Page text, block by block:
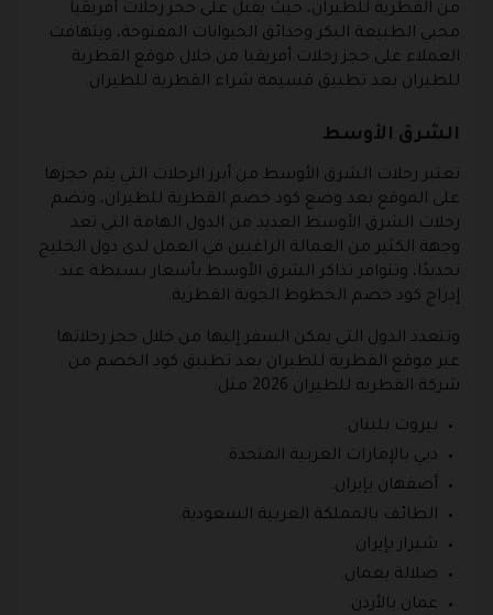
من القطرية للطيران، حيث يقبل على حجز رحلات أفريقيا
محبي الطبيعة البكر وحدائق الحيوانات المفتوحة، ويتهافت
العملاء على حجز رحلات أفريقيا من خلال موقع القطرية
للطيران بعد تطبيق قسيمة شراء القطرية للطيران.
الشرق الأوسط
تعتبر رحلات الشرق الأوسط من أبرز الرحلات التي يتم حجزها
على الموقع بعد وضع كود خصم القطرية للطيران، وتضم
رحلات الشرق الأوسط العديد من الدول الهامة التي تعد
وجهة الكثير من العمالة الراغبين في العمل لدى دول الخليج
تحديدًا، وتتوافر تذاكر الشرق الأوسط بأسعار بسيطة عند
إدراج كود خصم الخطوط الجوية القطرية.
وتتعدد الدول التي يمكن السفر إليها من خلال حجز رحلاتها
عبر موقع القطرية للطيران بعد تطبيق كود الخصم من
شركة القطرية للطيران 2026 مثل:
بيروت بلبنان.
دبي بالإمارات العربية المتحدة.
أصفهان بإيران.
الطائف بالمملكة العربية السعودية.
شيراز بإيران.
صلالة بعمان.
عمان بالأردن.